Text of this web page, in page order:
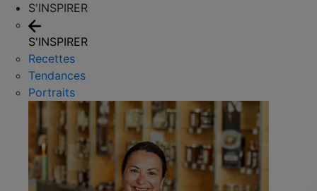
S'INSPIRER
S'INSPIRER
Recettes
Tendances
Portraits